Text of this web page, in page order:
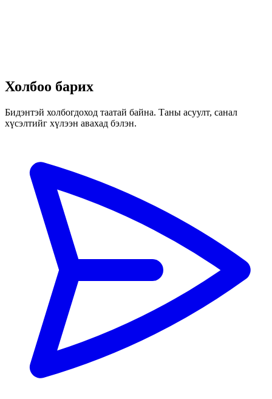
Холбоо барих
Бидэнтэй холбогдоход таатай байна. Таны асуулт, санал
хүсэлтийг хүлээн авахад бэлэн.